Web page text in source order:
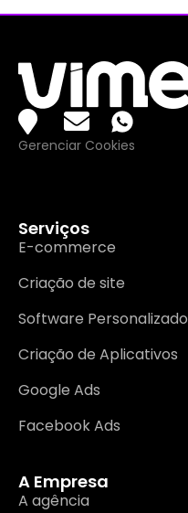
Gerenciar Cookies
Serviços
E-commerce
Criação de site
Software Personalizado
Criação de Aplicativos
Google Ads
Facebook Ads
A Empresa
A agência